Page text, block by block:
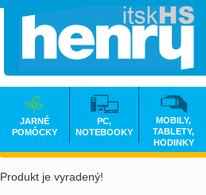
Produkt je vyradený!
JARNÉ
POMÔCKY
PC,
NOTEBOOKY
MOBILY,
TABLETY,
HODINKY